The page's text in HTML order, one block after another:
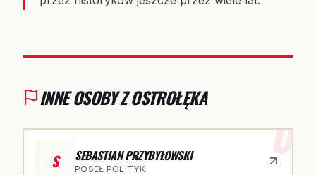
INNE OSOBY Z OSTROŁĘKA
01
S SEBASTIAN PRZYBYŁOWSKI
POSEŁ POLITYK